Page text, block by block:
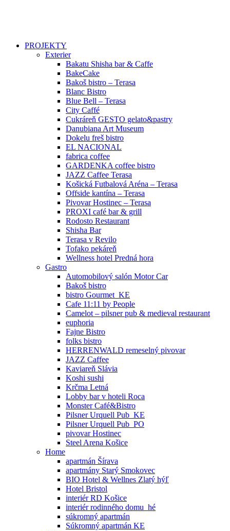
PROJEKTY
Exterier
Bakatu Shisha bar & Caffe
BakeCake
Bakoš bistro – Terasa
Blanc Bistro
Blue Bell – Terasa
City Caffé
Cukráreň GESTO gelato&pastry
Danubiana Art Museum
Dokelu freš bistro
EL NACIONAL
fabrica coffee
GARDENKA coffee bistro
JAZZ Caffee Terasa
Košická Futbalová Aréna – Terasa
Offside kantína – Terasa
Pivovar Hostinec – Terasa
PROXI café bar & grill
Rodosto Restaurant
Shisha Bar
Terasa v Revilo
Tofako pekáreň
Wellness hotel Predná hora
Gastro
Automobilový salón Motor Car
Bakoš bistro
bistro Gourmet_KE
Cafe 11:11 by People
Camelot – pilsner pub & medieval restaurant
euphoria
Fajne Bistro
folks bistro
HERRENWALD remeselný pivovar
JAZZ Caffee
Kaviareň Slávia
Koshi sushi
Krčma Letná
Lobby bar v hoteli Roca
Monster Café&Bistro
Pilsner Urquell Pub_KE
Pilsner Urquell Pub_PO
pivovar Hostinec
Steel Arena Košice
Home
apartmán Šírava
apartmány Starý Smokovec
BIO Hotel & Wellnes Zlatý hýľ
Hotel Bristol
interiér RD Košice
interiér rodinného domu_hé
súkromný apartmán
Súkromný apartmán KE